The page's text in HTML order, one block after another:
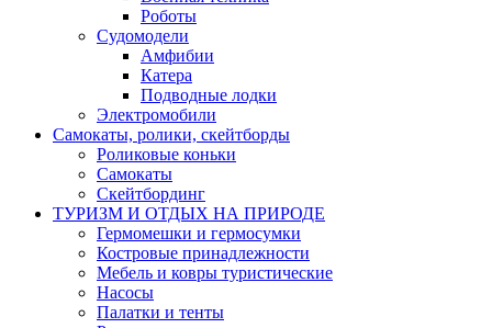
Роботы
Судомодели
Амфибии
Катера
Подводные лодки
Электромобили
Самокаты, ролики, скейтборды
Роликовые коньки
Самокаты
Скейтбординг
ТУРИЗМ И ОТДЫХ НА ПРИРОДЕ
Гермомешки и гермосумки
Костровые принадлежности
Мебель и ковры туристические
Насосы
Палатки и тенты